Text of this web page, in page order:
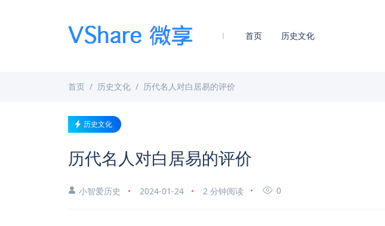
首页 历史文化
首页 历史文化 历代名人对白居易的评价
历史文化
历代名人对白居易的评价
小智爱历史 2024-01-24 2 分钟阅读 0